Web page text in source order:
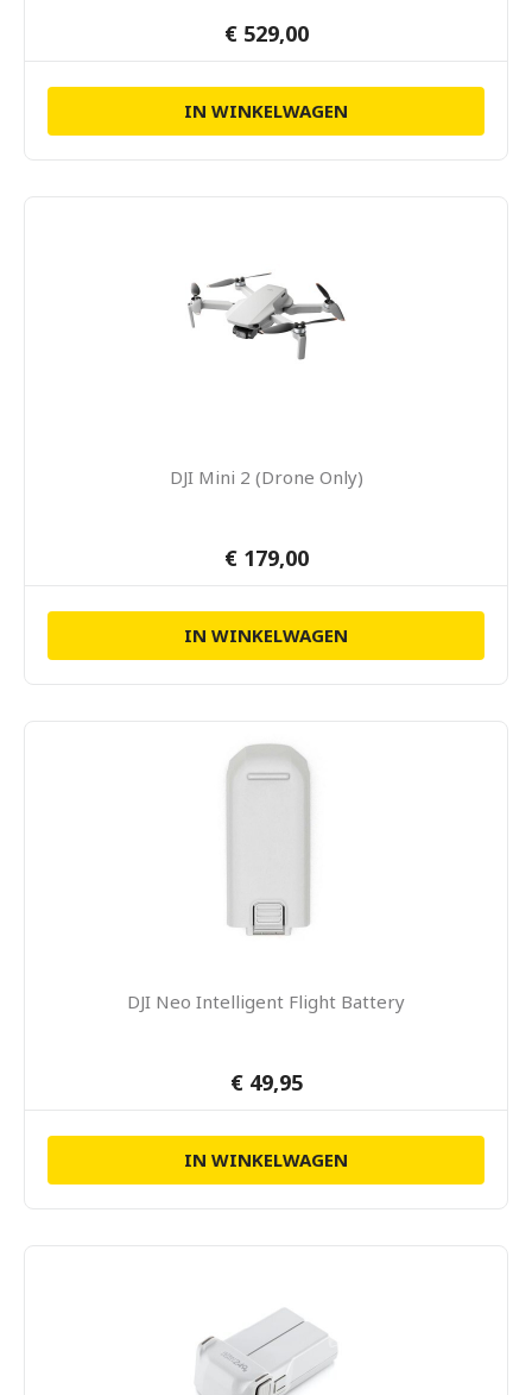
€ 529,00
IN WINKELWAGEN
DJI Mini 2 (Drone Only)
€ 179,00
IN WINKELWAGEN
DJI Neo Intelligent Flight Battery
€ 49,95
IN WINKELWAGEN